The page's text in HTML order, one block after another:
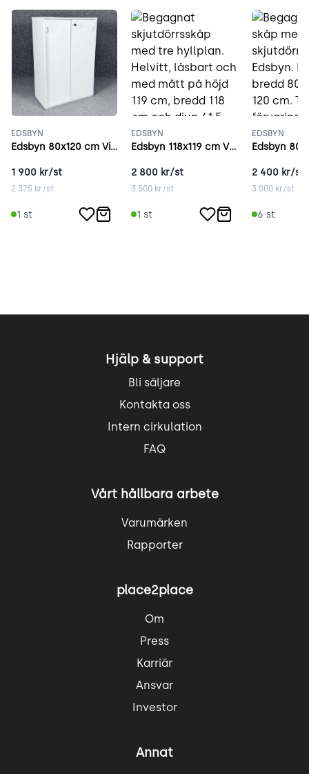
EDSBYN
Edsbyn 80x120 cm Vitt
1 900 kr/st
2 375 kr/st
1 st
EDSBYN
Edsbyn 118x119 cm Vitt
2 800 kr/st
3 500 kr/st
1 st
EDSBYN
Edsbyn
2 400 kr/st
3 000kr/st
6 st
Hjälp & support
Bli säljare
Kontakta oss
Intern cirkulation
FAQ
Vårt hållbara arbete
Varumärken
Rapporter
place2place
Om
Press
Karriär
Ansvar
Investor
Annat